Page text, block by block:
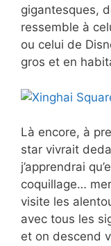
gigantesques,
ressemble à
ou celui de
gros et en
Là encore, à
star vivrait
j’apprendrai
coquillage…
visite les
avec tous les
et on descend